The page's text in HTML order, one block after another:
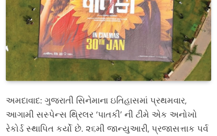
અમદાવાદ: ગુજરાતી સિનેમાના ઇતિહાસમાં પ્રથમવાર,
આગામી સસ્પેન્સ થ્રિલર ‘પાતકી’ ની ટીમે એક અનોખો
રેકોર્ડ સ્થાપિત કર્યો છે. ૨૬મી જાન્યુઆરી, પ્રજાસત્તાક પર્વ